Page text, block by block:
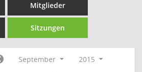
Mitglieder
Sitzungen
September
2015